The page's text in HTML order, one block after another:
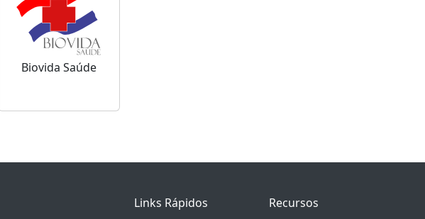
Biovida Saúde
Links Rápidos Recursos